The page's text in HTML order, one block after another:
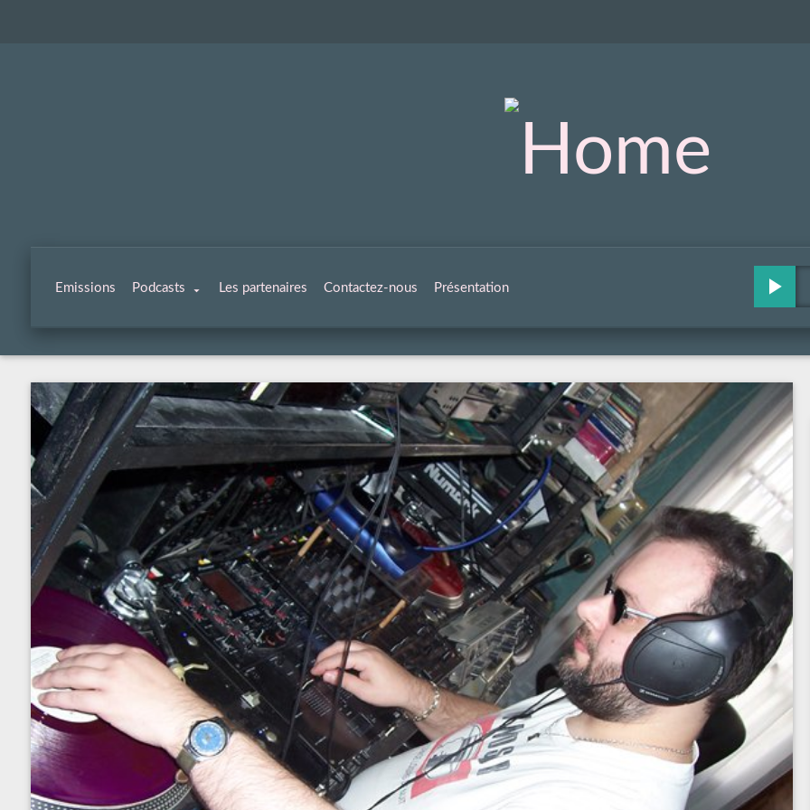
Emissions Podcasts Les partenaires Contactez-nous Présentation